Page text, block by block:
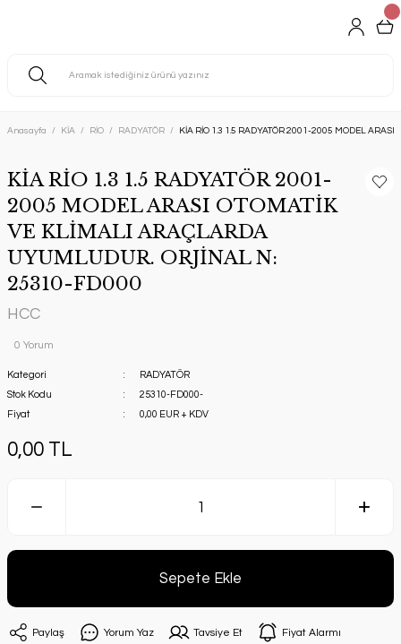
Anasayfa KİA RİO RADYATÖR KİA RİO 1.3 1.5 RADYATÖR 2001-2005 MODEL
KİA RİO 1.3 1.5 RADYATÖR 2001-
2005 MODEL ARASI OTOMATİK
VE KLİMALI ARAÇLARDA
UYUMLUDUR. ORJİNAL N:
25310-FD000
HCC
0 Yorum
Kategori
RADYATÖR
Stok Kodu
25310-FD000-
Fiyat
0,00 EUR + KDV
0,00 TL
Sepete Ekle
Paylaş Yorum Yaz Tavsiye Et Fiyat Alarmı